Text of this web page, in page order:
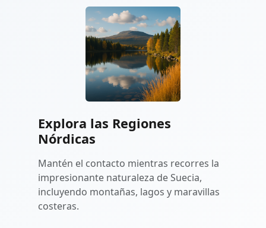
Explora las Regiones
Nórdicas
Mantén el contacto mientras recorres la
impresionante naturaleza de Suecia,
incluyendo montañas, lagos y maravillas
costeras.